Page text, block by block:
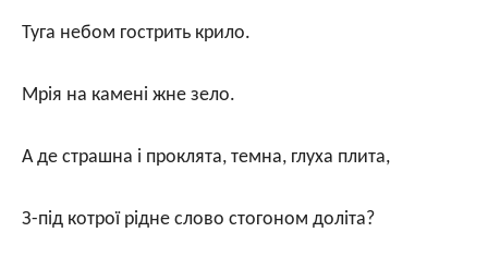
Туга небом гострить крило.
Мрія на камені жне зело.
А де страшна і проклята, темна, глуха плита,
З-під котрої рідне слово стогоном доліта?